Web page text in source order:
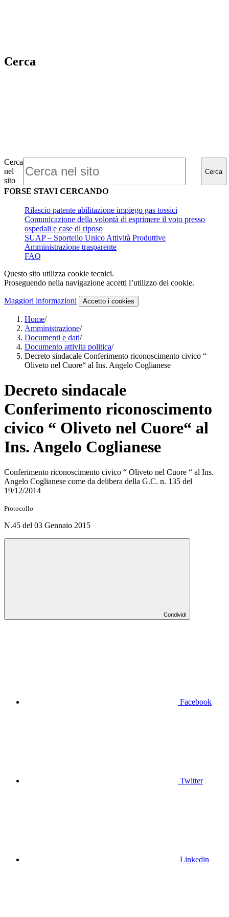
Cerca
Cerca
nel
sito
Cerca
FORSE STAVI CERCANDO
Rilascio patente abilitazione impiego gas tossici
Comunicazione della volontà di esprimere il voto presso
ospedali e case di riposo
SUAP – Sportello Unico Attività Produttive
Amministrazione trasparente
FAQ
Questo sito utilizza cookie tecnici.
Proseguendo nella navigazione accetti l’utilizzo dei cookie.
Maggiori informazioni Accetto i cookies
Home/
Amministrazione/
Documenti e dati/
Documento attivita politica/
Decreto sindacale Conferimento riconoscimento civico “
Oliveto nel Cuore“ al Ins. Angelo Coglianese
Decreto sindacale
Conferimento riconoscimento
civico “ Oliveto nel Cuore“ al
Ins. Angelo Coglianese
Conferimento riconoscimento civico “ Oliveto nel Cuore “ al Ins.
Angelo Coglianese come da delibera della G.C. n. 135 del
19/12/2014
Protocollo
N.45 del 03 Gennaio 2015
Condividi
Facebook
Twitter
Linkedin